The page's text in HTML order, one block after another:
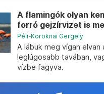
A flamingók olyan
forró gejzírvizet is
Péli-Koroknai Gergely
A lábuk meg vígan elvan
leglúgosabb tavában,
vízbe fagyva.